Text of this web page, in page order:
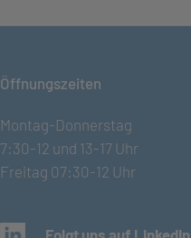
Öffnungszeiten
Montag-Donnerstag
7:30-12 und 13-17 Uhr
Freitag 07:30-12 Uhr
(öffnet in neuem Tab)
Folgt uns auf LinkedIn